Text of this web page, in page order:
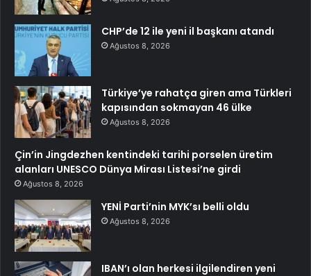
CHP’de 12 ile yeni il başkanı atandı
Ağustos 8, 2026
Türkiye’ye rahatça giren ama Türkleri
kapısından sokmayan 46 ülke
Ağustos 8, 2026
Çin’in Jingdezhen kentindeki tarihi porselen üretim
alanları UNESCO Dünya Mirası Listesi’ne girdi
Ağustos 8, 2026
YENİ Parti’nin MYK’sı belli oldu
Ağustos 8, 2026
IBAN’ı olan herkesi ilgilendiren yeni